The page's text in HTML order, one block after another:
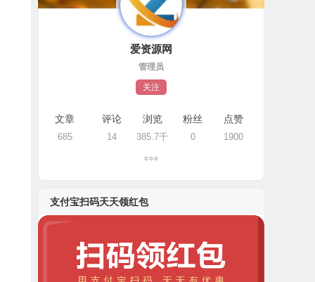
爱资源网
管理员
关注
文章
685
评论
14
浏览
385.7千
粉丝
0
点赞
1900
支付宝扫码天天领红包